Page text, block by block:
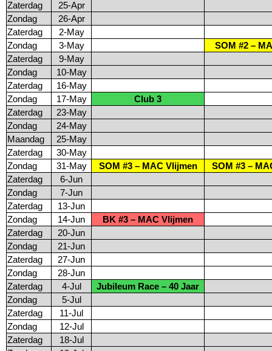
Zaterdag
25-Apr
Zondag
26-Apr
Zaterdag
2-May
Zondag
3-May
SOM #2 –
Zaterdag
9-May
Zondag
10-May
Zaterdag
16-May
Zondag
17-May
Club 3
Zaterdag
23-May
Zondag
24-May
Maandag
25-May
Zaterdag
30-May
Zondag
31-May SOM #3 – MAC Vlijmen
SOM #3 –
Zaterdag
6-Jun
Zondag
7-Jun
Zaterdag
13-Jun
Zondag
14-Jun
BK #3 – MAC Vlijmen
Zaterdag
20-Jun
Zondag
21-Jun
Zaterdag
27-Jun
Zondag
28-Jun
Zaterdag
4-Jul
Jubileum Race – 40 Jaar
Zondag
5-Jul
Zaterdag
11-Jul
Zondag
12-Jul
Zaterdag
18-Jul